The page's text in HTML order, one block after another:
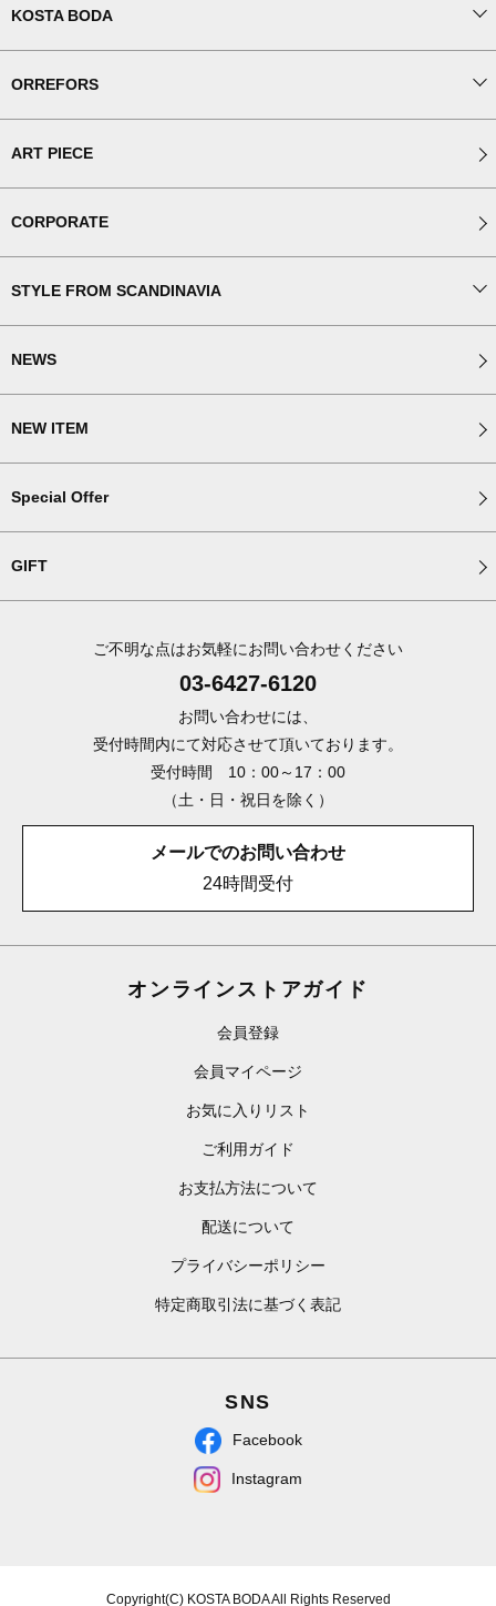
KOSTA BODA
ORREFORS
ART PIECE
CORPORATE
STYLE FROM SCANDINAVIA
NEWS
NEW ITEM
Special Offer
GIFT
ご不明な点はお気軽にお問い合わせください
03-6427-6120
お問い合わせには、
受付時間内にて対応させて頂いております。
受付時間 10：00～17：00
（土・日・祝日を除く）
メールでのお問い合わせ
24時間受付
オンラインストアガイド
会員登録
会員マイページ
お気に入りリスト
ご利用ガイド
お支払方法について
配送について
プライバシーポリシー
特定商取引法に基づく表記
SNS
Facebook
Instagram
Copyright(C) KOSTA BODA All Rights Reserved